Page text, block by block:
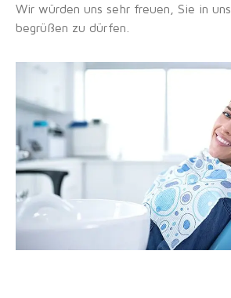
Wir würden uns sehr freuen, Sie in
begrüßen zu dürfen.